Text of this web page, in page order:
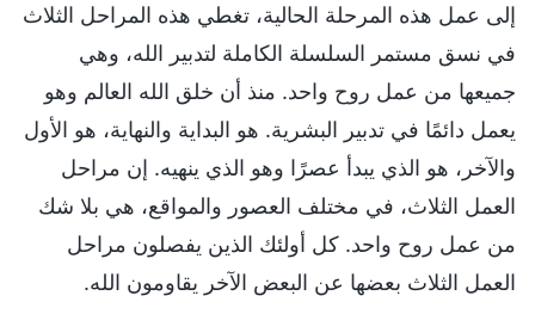
إلى عمل هذه المرحلة الحالية، تغطي هذه المراحل الثلاث
في نسق مستمر السلسلة الكاملة لتدبير الله، وهي
جميعها من عمل روح واحد. منذ أن خلق الله العالم وهو
يعمل دائمًا في تدبير البشرية. هو البداية والنهاية، هو الأول
والآخر، هو الذي يبدأ عصرًا وهو الذي ينهيه. إن مراحل
العمل الثلاث، في مختلف العصور والمواقع، هي بلا شك
من عمل روح واحد. كل أولئك الذين يفصلون مراحل
العمل الثلاث بعضها عن البعض الآخر يقاومون الله.